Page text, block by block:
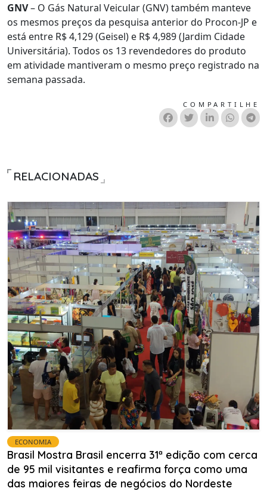
GNV– O Gás Natural Veicular (GNV) também manteve
os mesmos preços da pesquisa anterior do Procon-JP e
está entre R$ 4,129 (Geisel) e R$ 4,989 (Jardim Cidade
Universitária). Todos os 13 revendedores do produto
em atividade mantiveram o mesmo preço registrado na
semana passada.
COMPARTILHE
RELACIONADAS
ECONOMIA
Brasil Mostra Brasil encerra 31ª edição com cerca
de 95 mil visitantes e reafirma força como uma
das maiores feiras de negócios do Nordeste